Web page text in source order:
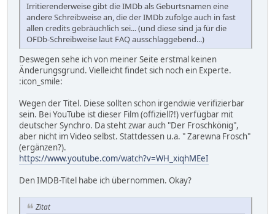
Irritierenderweise gibt die IMDb als Geburtsnamen eine
andere Schreibweise an, die der IMDb zufolge auch in fast
allen credits gebräuchlich sei... (und diese sind ja für die
OFDb-Schreibweise laut FAQ ausschlaggebend...)
Deswegen sehe ich von meiner Seite erstmal keinen
Änderungsgrund. Vielleicht findet sich noch ein Experte.
:icon_smile:
Wegen der Titel. Diese sollten schon irgendwie verifizierbar
sein. Bei YouTube ist dieser Film (offiziell?!) verfügbar mit
deutscher Synchro. Da steht zwar auch "Der Froschkönig",
aber nicht im Video selbst. Stattdessen u.a. " Zarewna Frosch"
(ergänzen?).
https://www.youtube.com/watch?v=WH_xiqhMEeI
Den IMDB-Titel habe ich übernommen. Okay?
Zitat